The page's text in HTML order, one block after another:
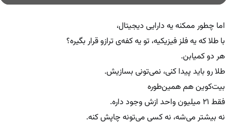
اما چطور ممکنه یه دارایی دیجیتال،
با طلا که یه فلز فیزیکیه، تو یه کفه‌ی ترازو قرار بگیره؟
هر دو کمیابن.
طلا رو باید پیدا کنی، نمی‌تونی بسازیش.
بیت‌کوین هم همین‌طوره
فقط ۲۱ میلیون واحد ازش وجود داره.
نه بیشتر می‌شه، نه کسی می‌تونه چاپش کنه.